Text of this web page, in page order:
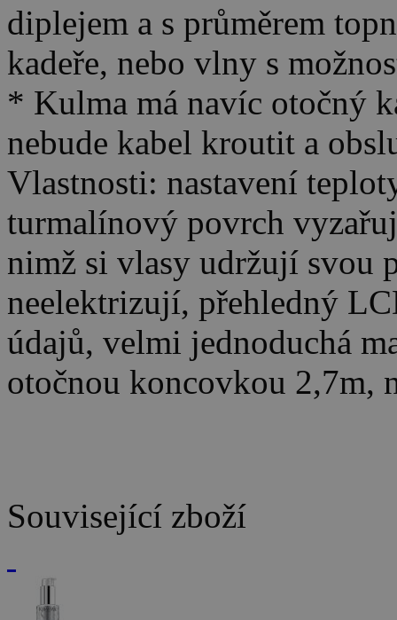
diplejem a s průměrem
kadeře, nebo vlny s
* Kulma má navíc otočný
nebude kabel kroutit a
Vlastnosti: nastavení
turmalínový povrch
nimž si vlasy udržují svou
neelektrizují, přehledný
údajů, velmi jednoduchá
otočnou koncovkou 2,7m,
Související zboží